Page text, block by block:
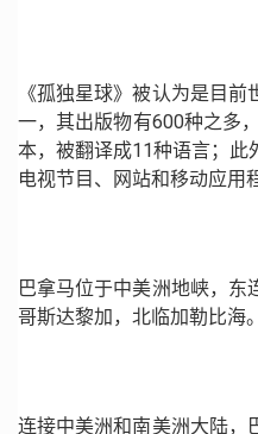
《孤独星球》被认为是目
一，其出版物有600种之多
本，被翻译成11种语言；此
电视节目、网站和移动应用
巴拿马位于中美洲地峡，东
哥斯达黎加，北临加勒比海。
连接中美洲和南美洲大陆，